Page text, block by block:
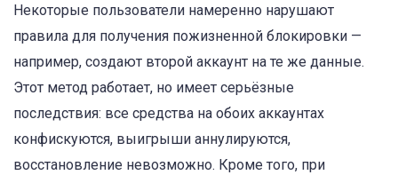
Некоторые пользователи намеренно нарушают
правила для получения пожизненной блокировки —
например, создают второй аккаунт на те же данные.
Этот метод работает, но имеет серьёзные
последствия: все средства на обоих аккаунтах
конфискуются, выигрыши аннулируются,
восстановление невозможно. Кроме того, при